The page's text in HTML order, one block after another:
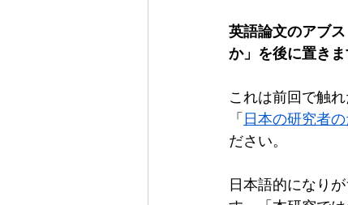
英語論文のアブ
か」を後に置きま
これは前回で触
「 日本の研究者
ださい。
日本語的になり